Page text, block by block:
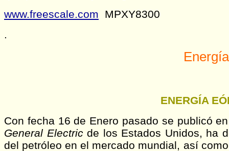
www.freescale.com MPXY8300
.
Energía
ENERGÍA
Con fecha 16 de Enero pasado se publicó
General Electricde los Estados Unidos, ha
del petróleo en el mercado mundial, así